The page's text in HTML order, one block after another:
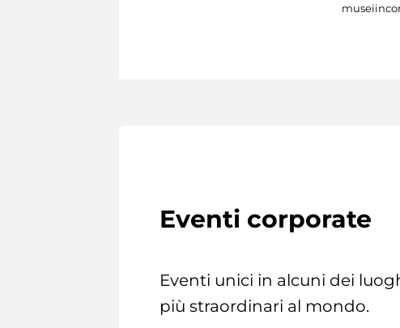
Eventi corporate
Eventi unici in alcuni dei
più straordinari al mondo.